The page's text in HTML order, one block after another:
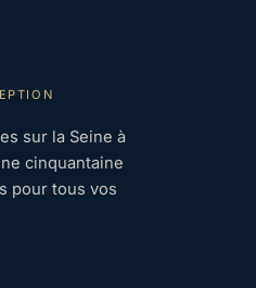
sur la Seine à
cinquantaine
pour tous vos